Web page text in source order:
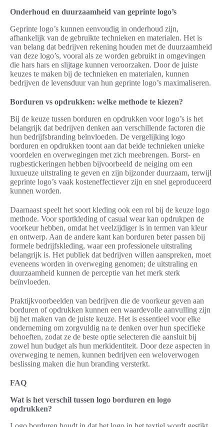
Onderhoud en duurzaamheid van geprinte logo’s
Geprinte logo’s kunnen eenvoudig in onderhoud zijn,
afhankelijk van de gebruikte technieken en materialen. Het is
van belang dat bedrijven rekening houden met de duurzaamheid
van deze logo’s, vooral als ze worden gebruikt in omgevingen
die hars hars en slijtage kunnen veroorzaken. Door de juiste
keuzes te maken bij de technieken en materialen, kunnen
bedrijven de levensduur van hun geprinte logo’s maximaliseren.
Borduren vs opdrukken: welke methode te kiezen?
Bij de keuze tussen borduren en opdrukken voor logo’s is het
belangrijk dat bedrijven denken aan verschillende factoren die
hun bedrijfsbranding beïnvloeden. De vergelijking logo
borduren en opdrukken toont aan dat beide technieken unieke
voordelen en overwegingen met zich meebrengen. Borst- en
rugbestickeringen hebben bijvoorbeeld de neiging om een
luxueuze uitstraling te geven en zijn bijzonder duurzaam, terwijl
geprinte logo’s vaak kosteneffectiever zijn en snel geproduceerd
kunnen worden.
Daarnaast speelt het soort kleding ook een rol bij de keuze logo
methode. Voor sportkleding of casual wear kan opdrukpen de
voorkeur hebben, omdat het veelzijdiger is in termen van kleur
en ontwerp. Aan de andere kant kan borduren beter passen bij
formele bedrijfskleding, waar een professionele uitstraling
belangrijk is. Het publiek dat bedrijven willen aanspreken, moet
eveneens worden in overweging genomen; de uitstraling en
duurzaamheid kunnen de perceptie van het merk sterk
beïnvloeden.
Praktijkvoorbeelden van bedrijven die de voorkeur geven aan
borduren of opdrukken kunnen een waardevolle aanvulling zijn
bij het maken van de juiste keuze. Het is essentieel voor elke
onderneming om zorgvuldig na te denken over hun specifieke
behoeften, zodat ze de beste optie selecteren die aansluit bij
zowel hun budget als hun merkidentiteit. Door deze aspecten in
overweging te nemen, kunnen bedrijven een weloverwogen
beslissing maken die hun branding versterkt.
FAQ
Wat is het verschil tussen logo borduren en logo
opdrukken?